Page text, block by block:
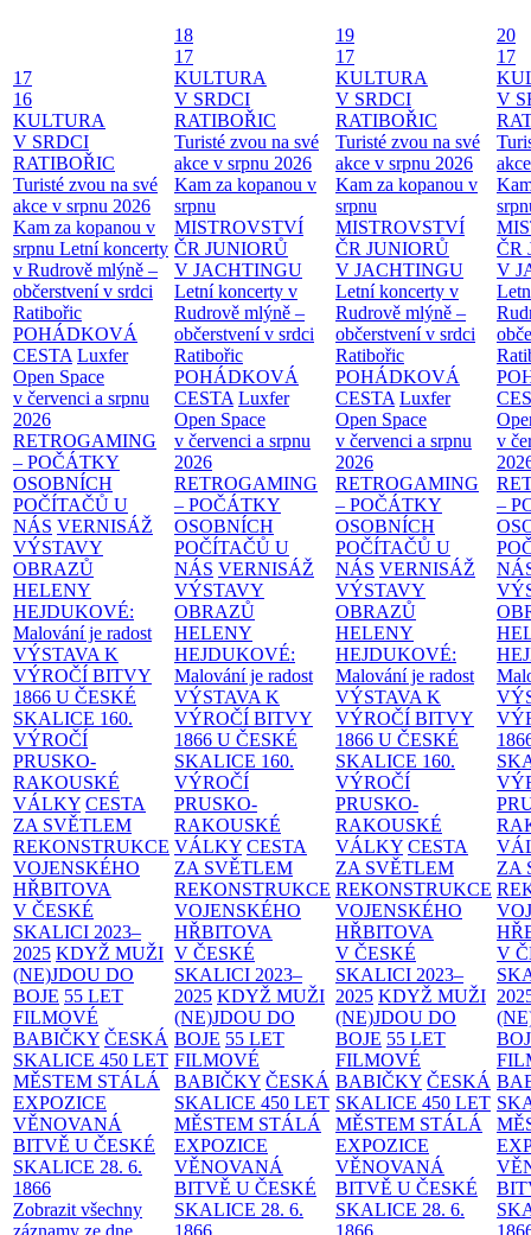
17
16
KULTURA
V SRDCI
RATIBOŘIC
Turisté zvou na své
akce v srpnu 2026
Kam za kopanou v
srpnu Letní koncerty
v Rudrově mlýně –
občerstvení v srdci
Ratibořic
POHÁDKOVÁ
CESTA Luxfer
Open Space
v červenci a srpnu
2026
RETROGAMING
– POČÁTKY
OSOBNÍCH
POČÍTAČŮ U
NÁS VERNISÁŽ
VÝSTAVY
OBRAZŮ
HELENY
HEJDUKOVÉ:
Malování je radost
VÝSTAVA K
VÝROČÍ BITVY
1866 U ČESKÉ
SKALICE 160.
VÝROČÍ
PRUSKO-
RAKOUSKÉ
VÁLKY CESTA
ZA SVĚTLEM
REKONSTRUKCE
VOJENSKÉHO
HŘBITOVA
V ČESKÉ
SKALICI 2023–
2025 KDYŽ MUŽI
(NE)JDOU DO
BOJE 55 LET
FILMOVÉ
BABIČKY ČESKÁ
SKALICE 450 LET
MĚSTEM STÁLÁ
EXPOZICE
VĚNOVANÁ
BITVĚ U ČESKÉ
SKALICE 28. 6.
1866
Zobrazit všechny
18
17
KULTURA
V SRDCI
RATIBOŘIC
Turisté zvou na své
akce v srpnu 2026
Kam za kopanou v
srpnu
MISTROVSTVÍ
ČR JUNIORŮ
V JACHTINGU
Letní koncerty v
Rudrově mlýně –
občerstvení v srdci
Ratibořic
POHÁDKOVÁ
CESTA Luxfer
Open Space
v červenci a srpnu
2026
RETROGAMING
– POČÁTKY
OSOBNÍCH
POČÍTAČŮ U
NÁS VERNISÁŽ
VÝSTAVY
OBRAZŮ
HELENY
HEJDUKOVÉ:
Malování je radost
VÝSTAVA K
VÝROČÍ BITVY
1866 U ČESKÉ
SKALICE 160.
VÝROČÍ
PRUSKO-
RAKOUSKÉ
VÁLKY CESTA
ZA SVĚTLEM
REKONSTRUKCE
VOJENSKÉHO
HŘBITOVA
V ČESKÉ
SKALICI 2023–
2025 KDYŽ MUŽI
(NE)JDOU DO
BOJE 55 LET
FILMOVÉ
BABIČKY ČESKÁ
SKALICE 450 LET
MĚSTEM STÁLÁ
EXPOZICE
VĚNOVANÁ
BITVĚ U ČESKÉ
SKALICE 28. 6.
19
17
KULTURA
V SRDCI
RATIBOŘIC
Turisté zvou na své
akce v srpnu 2026
Kam za kopanou v
srpnu
MISTROVSTVÍ
ČR JUNIORŮ
V JACHTINGU
Letní koncerty v
Rudrově mlýně –
občerstvení v srdci
Ratibořic
POHÁDKOVÁ
CESTA Luxfer
Open Space
v červenci a srpnu
2026
RETROGAMING
– POČÁTKY
OSOBNÍCH
POČÍTAČŮ U
NÁS VERNISÁŽ
VÝSTAVY
OBRAZŮ
HELENY
HEJDUKOVÉ:
Malování je radost
VÝSTAVA K
VÝROČÍ BITVY
1866 U ČESKÉ
SKALICE 160.
VÝROČÍ
PRUSKO-
RAKOUSKÉ
VÁLKY CESTA
ZA SVĚTLEM
REKONSTRUKCE
VOJENSKÉHO
HŘBITOVA
V ČESKÉ
SKALICI 2023–
2025 KDYŽ MUŽI
(NE)JDOU DO
BOJE 55 LET
FILMOVÉ
BABIČKY ČESKÁ
SKALICE 450 LET
MĚSTEM STÁLÁ
EXPOZICE
VĚNOVANÁ
BITVĚ U ČESKÉ
SKALICE 28. 6.
20
17
V
ČR
V
v
–
ZA
V